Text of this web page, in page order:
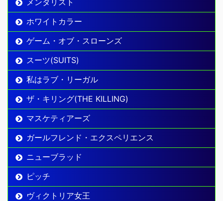
ホワイトカラー
ゲーム・オブ・スローンズ
スーツ(SUITS)
私はラブ・リーガル
ザ・キリング(THE KILLING)
マスケティアーズ
ガールフレンド・エクスペリエンス
ニューブラッド
ピッチ
ヴィクトリア女王